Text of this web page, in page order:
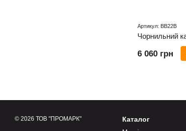
Артикул: BB22B
6 060 грн
© 2026 ТОВ "ПРОМАРК" Каталог